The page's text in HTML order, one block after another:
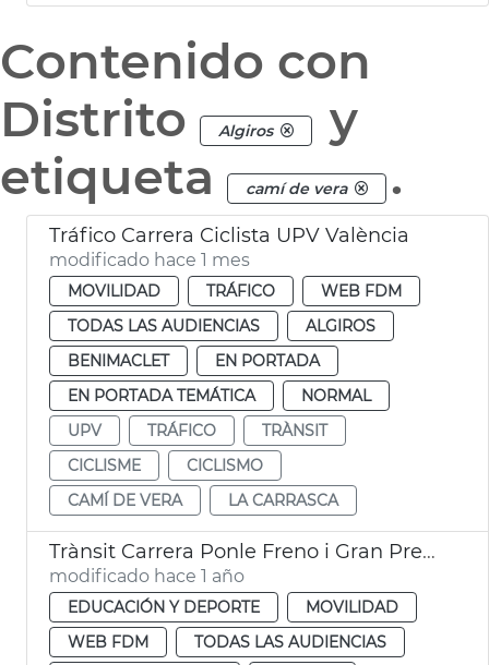
Contenido con
Distrito
Algiros
y
etiqueta
camí de vera .
Tráfico Carrera Ciclista UPV València
modificado hace 1 mes
MOVILIDAD TRÁFICO
WEB FDM
TODAS LAS AUDIENCIAS
ALGIROS
BENIMACLET
EN PORTADA
EN PORTADA TEMÁTICA
NORMAL
UPV
TRÁFICO
TRÀNSIT
CICLISME
CICLISMO
CAMÍ DE VERA
LA CARRASCA
Trànsit Carrera Ponle Freno i Gran Premi Ciclisme València
modificado hace 1 año
EDUCACIÓN Y DEPORTE
MOVILIDAD
WEB FDM
TODAS LAS AUDIENCIAS